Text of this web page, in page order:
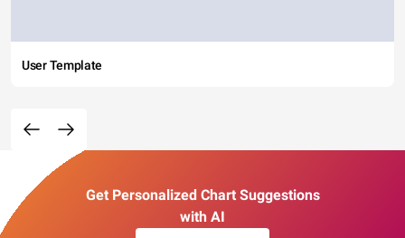
User Template
Get Personalized Chart Suggestions
with AI